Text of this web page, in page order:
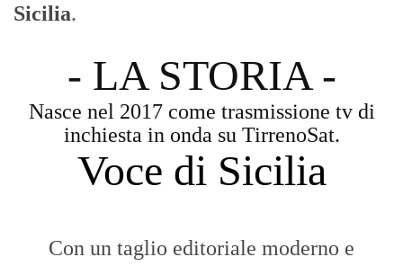
Sicilia.
- LA STORIA -
Nasce nel 2017 come trasmissione tv di
inchiesta in onda su TirrenoSat.
Voce di Sicilia
Con un taglio editoriale moderno e